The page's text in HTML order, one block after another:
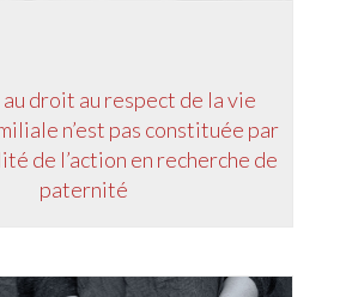
au droit au respect de la vie
n’est pas constituée par
de l’action en recherche de
paternité